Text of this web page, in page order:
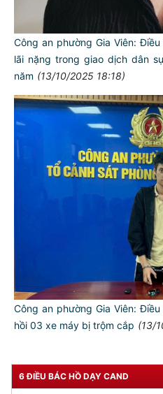
Công an phường Gia Viên:
lãi nặng trong giao dịch dân
năm (13/10/2025 18:18)
Công an phường Gia Viên:
hồi 03 xe máy bị trộm cắp (13/
6 ĐIỀU BÁC HỒ DẠY CAND
TƯ
NGƯỜI CÔNG
CẦN, KIỆM,
Đối với đồng sự, phải
THÂN ÁI
Đối với chính phủ, phải
TUYỆT ĐỐI
Đối với nhân dân, phải
KÍNH
Đối với địch, phải